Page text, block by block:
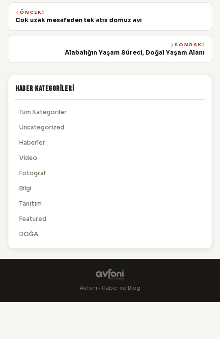
ÖNCEKI
Cok uzak mesafeden tek atıs domuz avı
SONRAKI
Alabalığın Yaşam Süreci, Doğal Yaşam Alanı
Haber Kategorileri
Tüm Kategoriler
Uncategorized
Haberler
Video
Fotograf
Bilgi
Tanıtım
Featured
DOĞA
Avfoni · Haber ve Blog